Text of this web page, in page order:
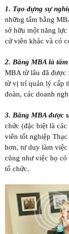
1. Tạo dựng sự
những tấm bằng
sở hữu một năng
cử viên khác và có
2. Bằng MBA là
MBA từ lâu đã được
từ vị trí quản lý cấp
đoàn, các doanh
3. Bằng MBA được
chức (đặc biệt là
viên tốt nghiệp
hơn, tư duy làm
cũng như việc họ
tổ chức.